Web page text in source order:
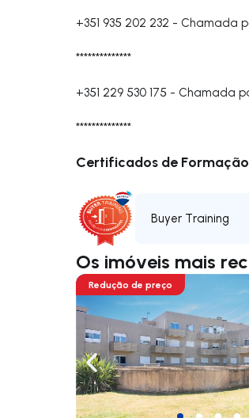
+351 935 202 232 - Chamada
**************
+351 229 530 175 - Chamada
**************
Certificados de Formação
Buyer Training
Os imóveis mais
Navegação para a
Redução de preço